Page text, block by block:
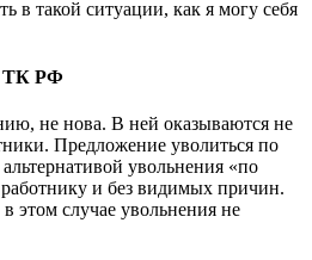
в такой ситуации, как я могу себя
ТК РФ
не нова. В ней оказываются не
Предложение уволиться по
увольнения «по
и без видимых причин.
этом случае увольнения не